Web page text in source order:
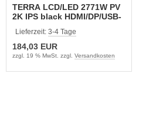
TERRA LCD/LED 2771W PV
2K IPS black HDMI/DP/USB-
Lieferzeit: 3-4 Tage
184,03 EUR
zzgl. 19 % MwSt. zzgl. Versandkosten